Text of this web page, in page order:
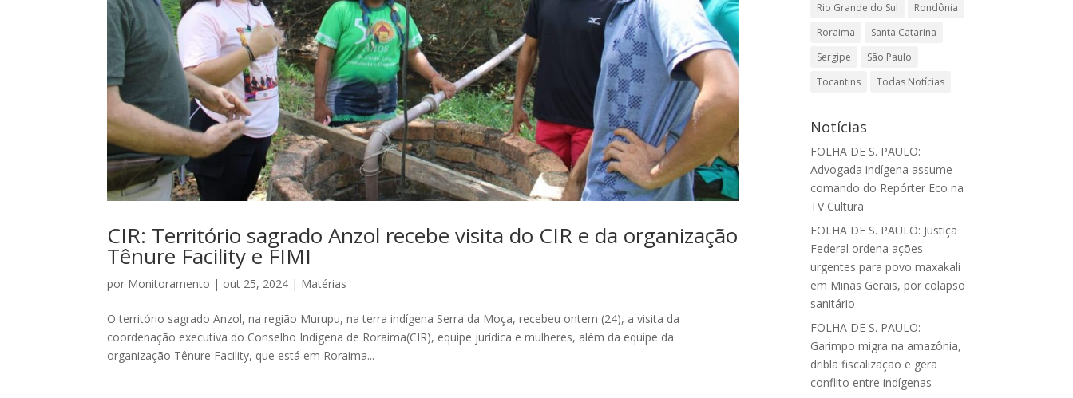
CIR: Território sagrado Anzol recebe visita do CIR e da organização
Tênure Facility e FIMI
por Monitoramento | out 25, 2024 | Matérias
O território sagrado Anzol, na região Murupu, na terra indígena Serra da Moça, recebeu ontem (24), a visita da
coordenação executiva do Conselho Indígena de Roraima(CIR), equipe jurídica e mulheres, além da equipe da
organização Tênure Facility, que está em Roraima...
Rio Grande do Sul
Rondônia
Roraima
Santa Catarina
Sergipe
São Paulo
Tocantins
Todas Notícias
Notícias
FOLHA DE S. PAULO:
Advogada indígena assume
comando do Repórter Eco na
TV Cultura
FOLHA DE S. PAULO: Justiça
Federal ordena ações
urgentes para povo maxakali
em Minas Gerais, por colapso
sanitário
FOLHA DE S. PAULO:
Garimpo migra na amazônia,
dribla fiscalização e gera
conflito entre indígenas